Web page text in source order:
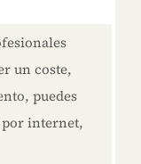
un coste,
puedes
internet,